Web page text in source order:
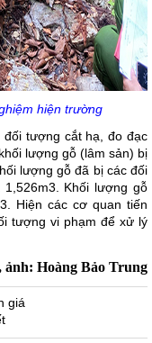
hiện trường
tượng cắt hạ, đo đạc
lượng gỗ (lâm sản) bị
lượng gỗ đã bị các đối
Khối lượng gỗ
Hiện các cơ quan tiến
tượng vi phạm để xử lý
ảnh: Hoàng Bảo Trung
giá